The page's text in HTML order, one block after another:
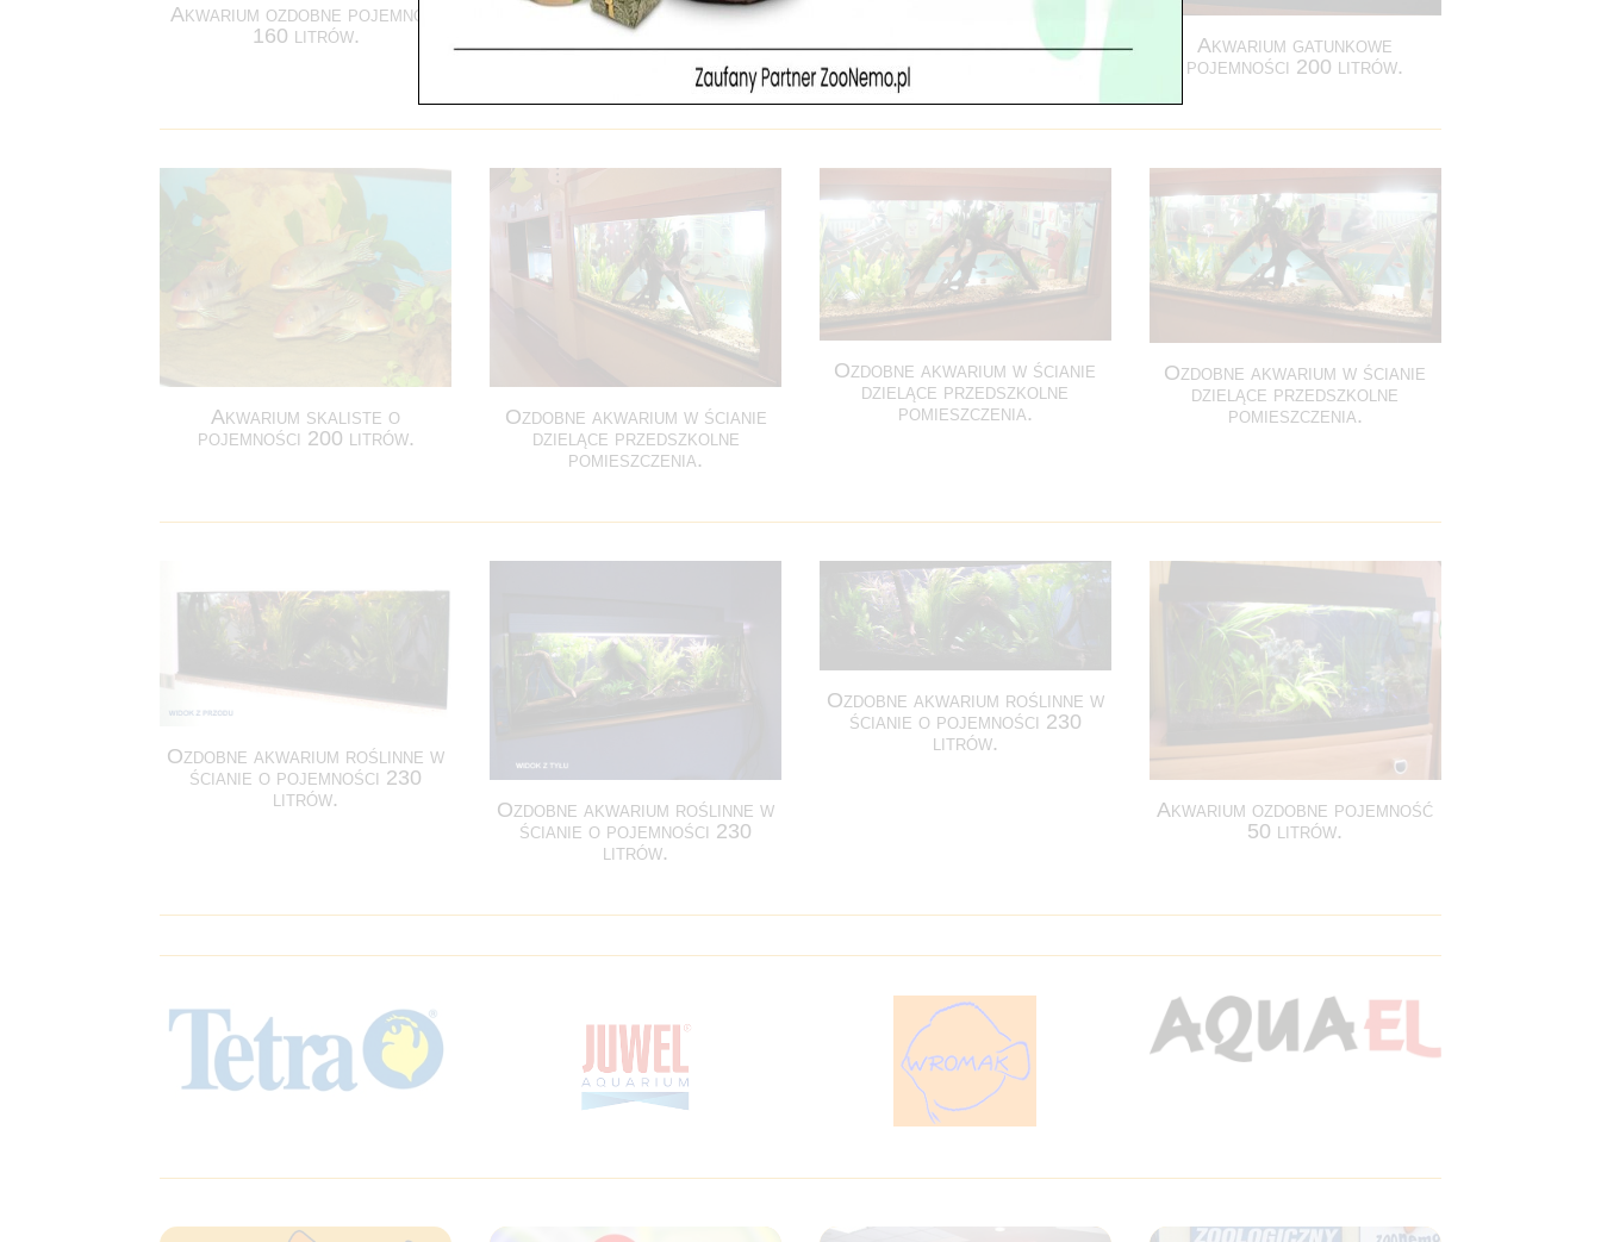
Akwarium ozdobne pojemność
160 litrów.
Akwarium ozdobne pojemność
Akwarium gatunkowe
pojemności 200 litrów.
Akwarium skaliste o
pojemności 200 litrów.
Ozdobne akwarium w ścianie
dzielące przedszkolne
pomieszczenia.
Ozdobne akwarium w ścianie
dzielące przedszkolne
pomieszczenia.
Ozdobne akwarium w ścianie
dzielące przedszkolne
pomieszczenia.
Ozdobne akwarium roślinne w
ścianie o pojemności 230
litrów.
Ozdobne akwarium roślinne w
ścianie o pojemności 230
litrów.
Ozdobne akwarium roślinne w
ścianie o pojemności 230
litrów.
Akwarium ozdobne pojemność
50 litrów.